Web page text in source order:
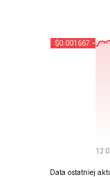
Data ostatniej